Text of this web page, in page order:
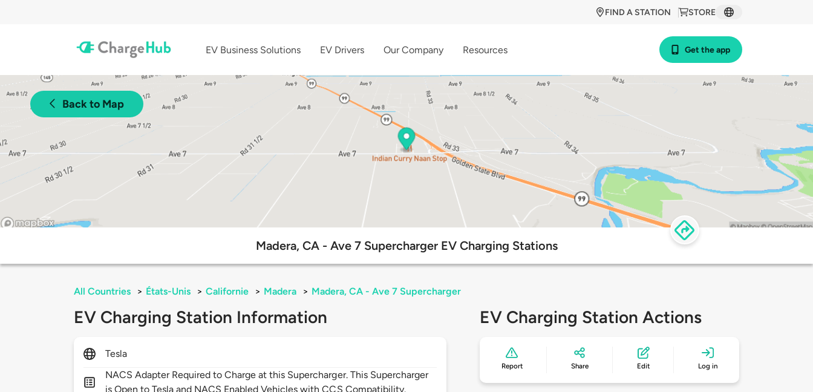
STORE
FIND A STATION
EV Business Solutions EV Drivers Our Company Resources Get the app
Back to Map
Madera, CA - Ave 7 Supercharger EV Charging Stations
All Countries > États-Unis > Californie > Madera > Madera, CA - Ave 7 Supercharger
EV Charging Station Information
Tesla
NACS Adapter Required to Charge at this Supercharger. This Supercharger
is Open to Tesla and NACS Enabled Vehicles with CCS Compatibility.
EV Charging Station Actions
Report Share Edit Log in